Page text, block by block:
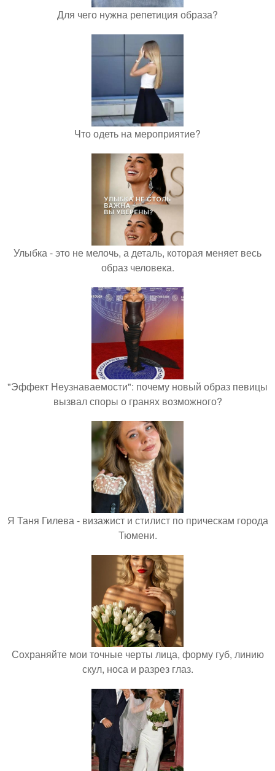
Для чего нужна репетиция образа?
Что одеть на мероприятие?
Улыбка - это не мелочь, а деталь, которая меняет весь
образ человека.
"Эффект Неузнаваемости": почему новый образ певицы
вызвал споры о гранях возможного?
Я Таня Гилева - визажист и стилист по прическам города
Тюмени.
Сохраняйте мои точные черты лица, форму губ, линию
скул, носа и разрез глаз.